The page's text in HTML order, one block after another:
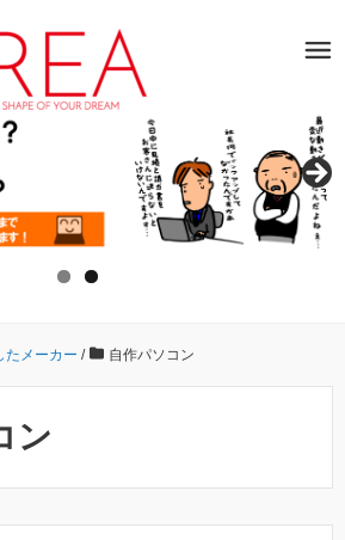
たメーカー / 自作パソコン
ン